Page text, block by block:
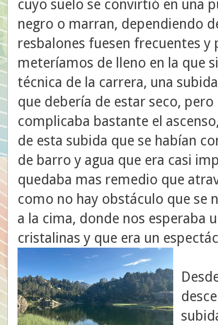
cuyo suelo se convirtió en una
negro o marran, dependiendo
resbalones fuesen frecuentes y
meteríamos de lleno en la que
técnica de la carrera, una
que debería de estar seco,
complicaba bastante el
de esta subida que se habían
de barro y agua que era casi
quedaba mas remedio que
como no hay obstáculo que se
a la cima, donde nos esperaba
cristalinas y que era un